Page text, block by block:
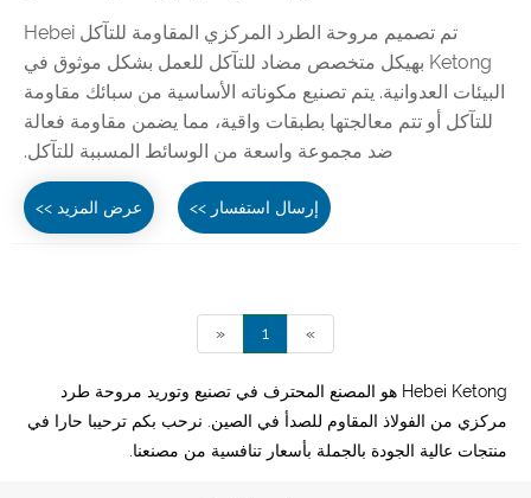
تم تصميم مروحة الطرد المركزي المقاومة للتآكل Hebei
Ketong بهيكل متخصص مضاد للتآكل للعمل بشكل موثوق في
البيئات العدوانية. يتم تصنيع مكوناته الأساسية من سبائك مقاومة
للتآكل أو تتم معالجتها بطبقات واقية، مما يضمن مقاومة فعالة
ضد مجموعة واسعة من الوسائط المسببة للتآكل.
عرض المزيد >> إرسال استفسار >>
« 1 »
Hebei Ketong هو المصنع المحترف في تصنيع وتوريد مروحة طرد
مركزي من الفولاذ المقاوم للصدأ في الصين. نرحب بكم ترحيبا حارا في
منتجات عالية الجودة بالجملة بأسعار تنافسية من مصنعنا.